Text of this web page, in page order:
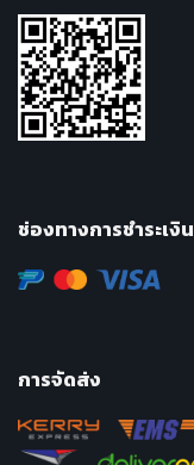
ช่องทางการชำระเงิน
การจัดส่ง